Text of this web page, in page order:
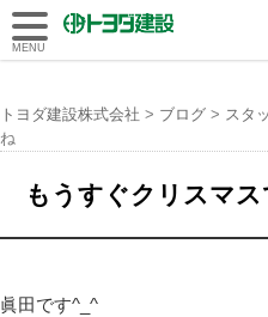
トヨダ建設
MENU
トヨダ建設株式会社 > ブログ > スタ
ね
もうすぐクリスマ
眞田です^_^